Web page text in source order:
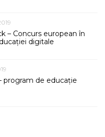
– Concurs european în
digitale
program de educație